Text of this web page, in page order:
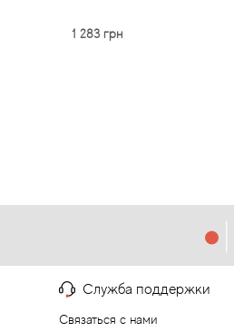
1 283 грн
Служба поддержки
Связаться с нами